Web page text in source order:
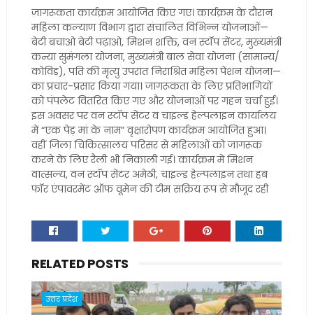
जागरूकता कार्यक्रम आयोजित किए गए। कार्यक्रम के दौरान
महिला कल्याण विभाग द्वारा संचालित विभिन्न योजनाओं—
बेटी बचाओ बेटी पढ़ाओ, मिशन शक्ति, वन स्टॉप सेंटर, मुख्यमंत्री
कन्या सुमंगला योजना, मुख्यमंत्री बाल सेवा योजना (सामान्य/
कोविड), पति की मृत्यु उपरांत निराश्रित महिला पेंशन योजना—
का प्रचार-प्रसार किया गया। जागरूकता के लिए प्रतिभागियों
को पंपलेट वितरित किए गए और योजनाओं पर गहन चर्चा हुई।
इस अवसर पर वन स्टॉप सेंटर व चाइल्ड हेल्पलाइन कार्यालय
में “एक पेड़ मां के नाम” वृक्षारोपण कार्यक्रम आयोजित हुआ।
वहीं जिला चिकित्सालय परिसर से महिलाओं को जागरूक
करने के लिए रैली भी निकाली गई। कार्यक्रम में मिशन
वात्सल्य, वन स्टॉप सेंटर अमेठी, चाइल्ड हेल्पलाइन तथा हब
फॉर एंपावरमेंट ऑफ वूमेन की टीम सक्रिय रूप से मौजूद रही
RELATED POSTS
उत्तर प्रदेश